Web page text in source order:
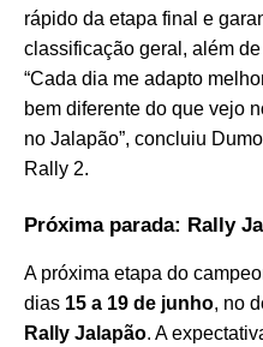
rápido da etapa final e
classificação geral, além
“Cada dia me adapto
bem diferente do que vejo
no Jalapão”, concluiu
Rally 2.
Próxima parada: Rally
A próxima etapa do
dias 15 a 19 de junho, no
Rally Jalapão. A